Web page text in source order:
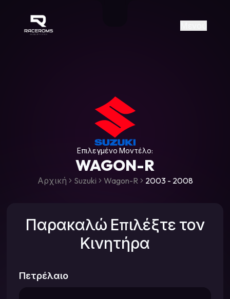
https://www.facebook.com/
https://www.tiktok.com/
Contact us on Viber
Raceroms
Επιλεγμένο Μοντέλο:
WAGON-R
Αρχική Suzuki Wagon-R 2003 - 2008
Παρακαλώ Επιλέξτε τον
Κινητήρα
Πετρέλαιο